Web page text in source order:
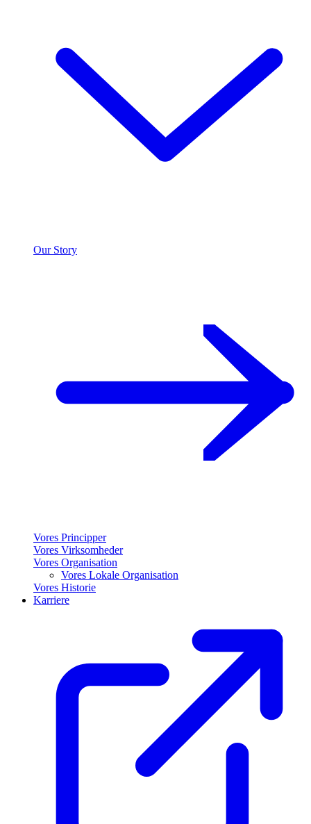
Our Story
Vores Principper
Vores Virksomheder
Vores Organisation
Vores Lokale Organisation
Vores Historie
Karriere